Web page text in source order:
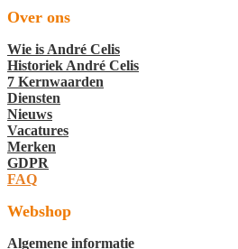
Over ons
Wie is André Celis
Historiek André Celis
7 Kernwaarden
Diensten
Nieuws
Vacatures
Merken
GDPR
FAQ
Webshop
Algemene informatie